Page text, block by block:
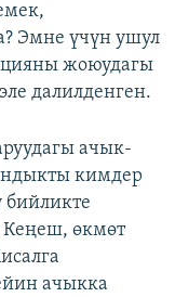
Эмне үчүн ушул
жоюудагы
далилденген.
ачык-
кимдер
Кеңеш, өкмөт
ачыкка